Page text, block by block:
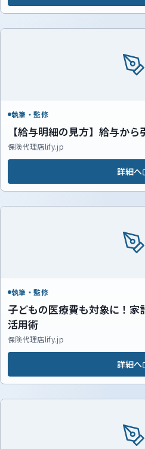
執筆・監修
【給与明細の見方】給与か
保険代理店lify.jp
詳細へ
執筆・監修
子どもの医療費も対象に！家
活用術
保険代理店lify.jp
詳細へ